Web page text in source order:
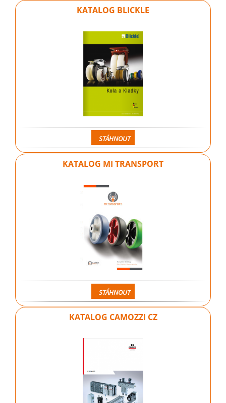
KATALOG BLICKLE
STÁHNOUT
KATALOG MI TRANSPORT
STÁHNOUT
KATALOG CAMOZZI CZ